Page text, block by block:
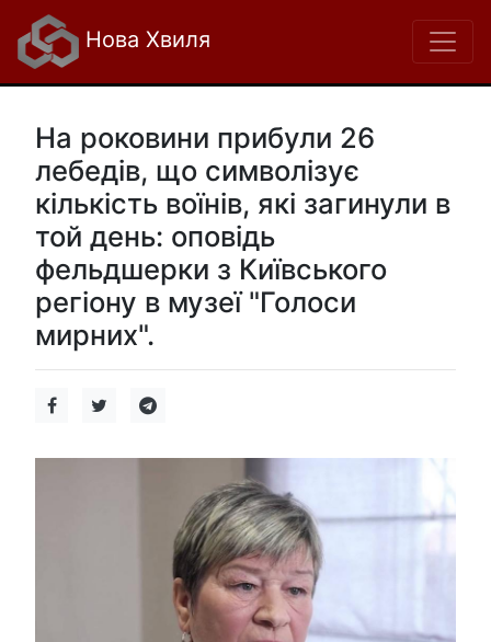
Нова Хвиля
На роковини прибули 26
лебедів, що символізує
кількість воїнів, які загинули в
той день: оповідь
фельдшерки з Київського
регіону в музеї "Голоси
мирних".